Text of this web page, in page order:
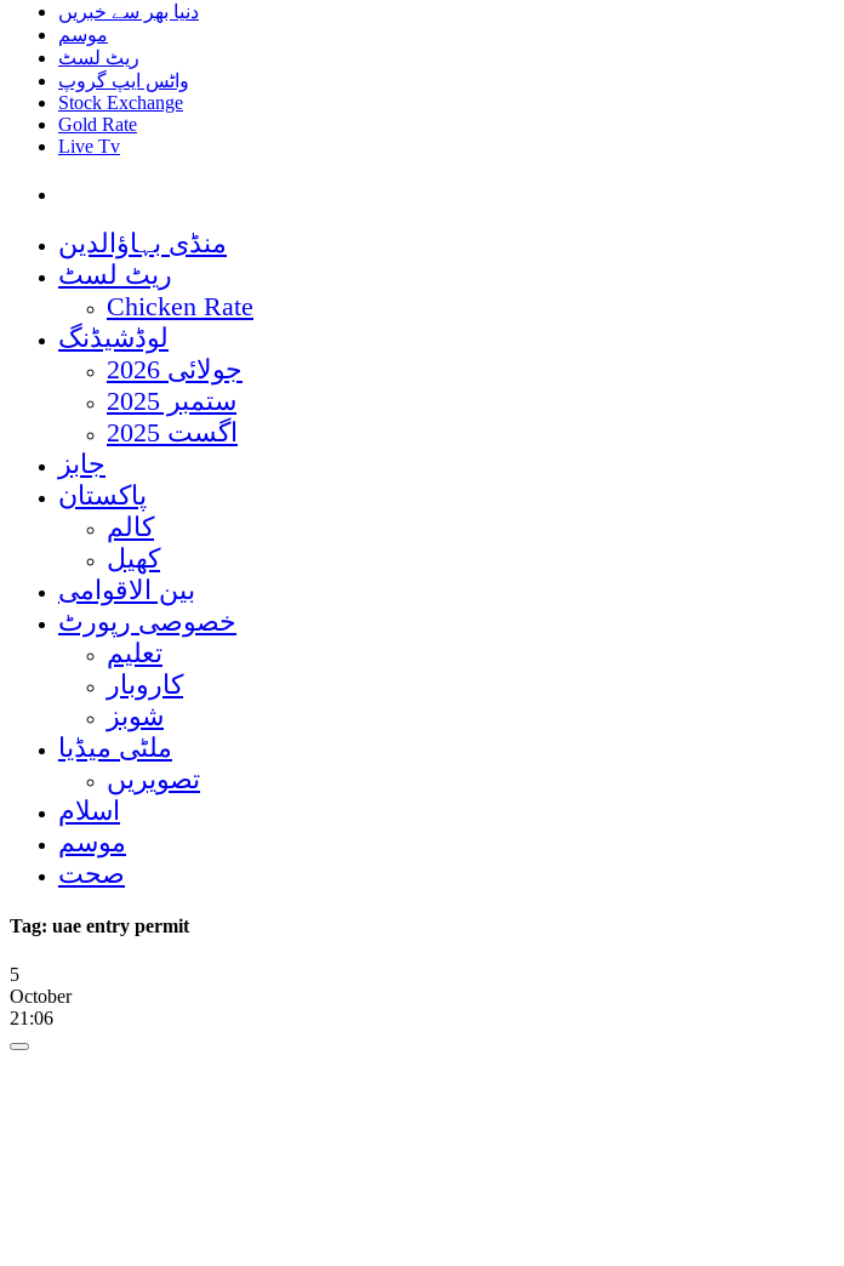
دنیا بھر سے خبریں
موسم
ریٹ لسٹ
واٹس ایپ گروپ
Stock Exchange
Gold Rate
Live Tv
منڈی بہاؤالدین
ریٹ لسٹ
Chicken Rate
لوڈشیڈنگ
جولائی 2026
ستمبر 2025
اگست 2025
جابز
پاکستان
کالم
کھیل
بین الاقوامی
خصوصی رپورٹ
تعلیم
کاروبار
شوبز
ملٹی میڈیا
تصویریں
اسلام
موسم
صحت
Tag: uae entry permit
5
October
21:06